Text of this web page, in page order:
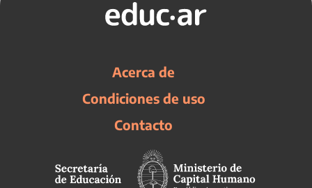
Acerca de
Condiciones de uso
Contacto